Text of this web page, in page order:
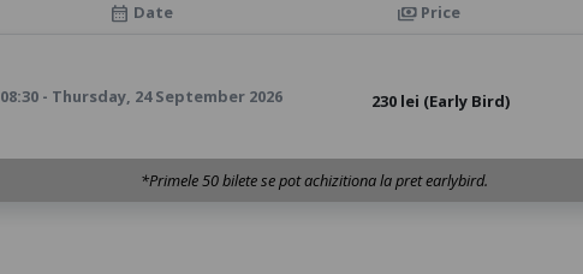
calendar_month Date payments Price
08:30 - Thursday, 24 September 2026 230 lei (Early Bird)
*Primele 50 bilete se pot achizitiona la pret earlybird.